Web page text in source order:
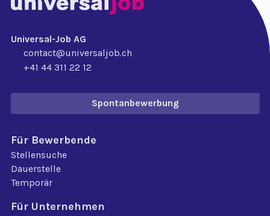
Universal-Job AG
contact@universaljob.ch
+41 44 311 22 12
Spontanbewerbung
Für Bewerbende
Stellensuche
Dauerstelle
Temporär
Für Unternehmen